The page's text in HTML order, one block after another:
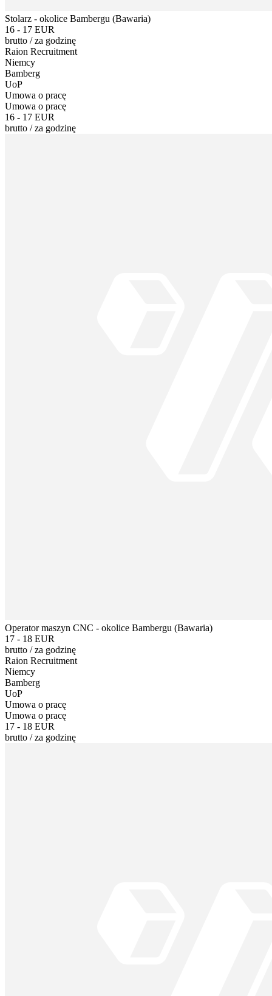
Stolarz - okolice Bambergu (Bawaria)
16 - 17 EUR
brutto /za godzinę
Raion Recruitment
Niemcy
Bamberg
UoP
Umowa o pracę
Umowa o pracę
16 - 17 EUR
brutto /za godzinę
Operator maszyn CNC - okolice Bambergu (Bawaria)
17 - 18 EUR
brutto /za godzinę
Raion Recruitment
Niemcy
Bamberg
UoP
Umowa o pracę
Umowa o pracę
17 - 18 EUR
brutto /za godzinę